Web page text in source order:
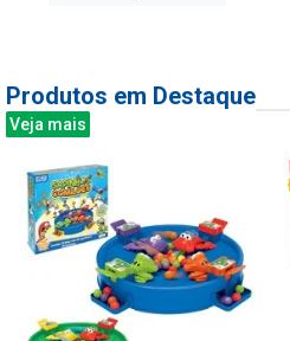
Produtos em Destaque
Veja mais